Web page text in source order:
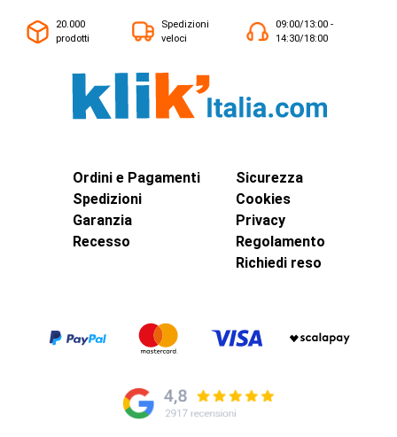
20.000
prodotti
Spedizioni
veloci
09:00/13:00 -
14:30/18:00
Ordini e Pagamenti
Spedizioni
Garanzia
Recesso
Sicurezza
Cookies
Privacy
Regolamento
Richiedi reso